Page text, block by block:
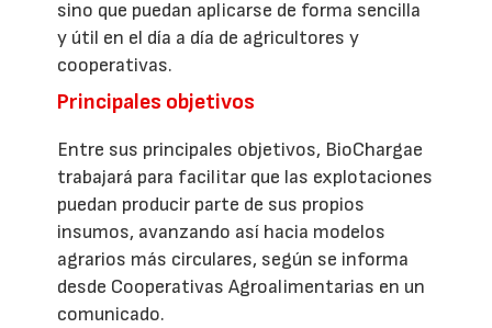
sino que puedan aplicarse de forma sencilla
y útil en el día a día de agricultores y
cooperativas.
Principales objetivos
Entre sus principales objetivos, BioChargae
trabajará para facilitar que las explotaciones
puedan producir parte de sus propios
insumos, avanzando así hacia modelos
agrarios más circulares, según se informa
desde Cooperativas Agroalimentarias en un
comunicado.